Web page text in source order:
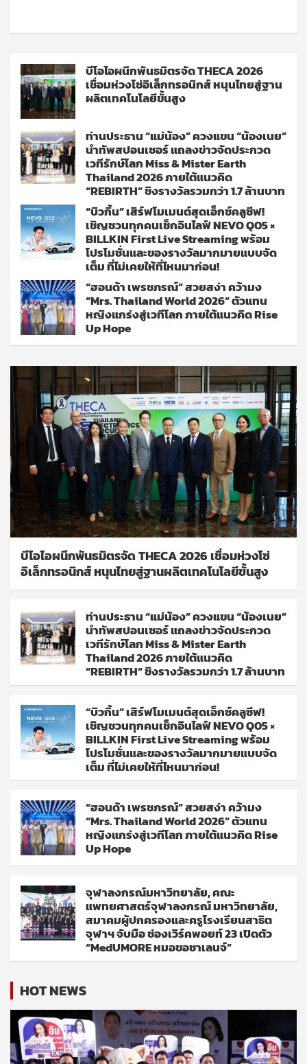
บีโอไอผนึกพันธมิตรจัด THECA 2026
เชื่อมห่วงโซ่อิเล็กทรอนิกส์ หนุนไทยสู่ฐาน
ผลิตเทคโนโลยีขั้นสูง
ท่านประธาน “แม่น้อง” ควงแขน “น้องเนย”
นำทัพสปอนเซอร์ แถลงข่าวจัดประกวด
เวทีรักษ์โลก Miss & Mister Earth
Thailand 2026 ภายใต้แนวคิด
“REBIRTH” ชิงรางวัลรวมกว่า 1.7 ล้านบาท
“บิวกิ้น” เสิร์ฟโมเมนต์สุดเอ็กซ์คลูซีฟ!
เชิญชวนทุกคนเช็กอินไลฟ์ NEVO Q05 ×
BILLKIN First Live Streaming พร้อม
โปรโมชั่นและของรางวัลมากมายแบบจัด
เต็ม ที่ไม่เคยให้ที่ไหนมาก่อน!
“ฮอนด้า เพรชภรณ์” สวยสง่า คว้ามง
“Mrs. Thailand World 2026” ตัวแทน
หญิงแกร่งสู่เวทีโลก ภายใต้แนวคิด Rise
Up Hope
บีโอไอผนึกพันธมิตรจัด THECA 2026 เชื่อมห่วงโซ่
อิเล็กทรอนิกส์ หนุนไทยสู่ฐานผลิตเทคโนโลยีขั้นสูง
ท่านประธาน “แม่น้อง” ควงแขน “น้องเนย”
นำทัพสปอนเซอร์ แถลงข่าวจัดประกวด
เวทีรักษ์โลก Miss & Mister Earth
Thailand 2026 ภายใต้แนวคิด
“REBIRTH” ชิงรางวัลรวมกว่า 1.7 ล้านบาท
“บิวกิ้น” เสิร์ฟโมเมนต์สุดเอ็กซ์คลูซีฟ!
เชิญชวนทุกคนเช็กอินไลฟ์ NEVO Q05 ×
BILLKIN First Live Streaming พร้อม
โปรโมชั่นและของรางวัลมากมายแบบจัด
เต็ม ที่ไม่เคยให้ที่ไหนมาก่อน!
“ฮอนด้า เพรชภรณ์” สวยสง่า คว้ามง
“Mrs. Thailand World 2026” ตัวแทน
หญิงแกร่งสู่เวทีโลก ภายใต้แนวคิด Rise
Up Hope
จุฬาลงกรณ์มหาวิทยาลัย, คณะ
แพทยศาสตร์จุฬาลงกรณ์ มหาวิทยาลัย,
สมาคมผู้ปกครองและครูโรงเรียนสาธิต
จุฬาฯ จับมือ ช่องเวิร์คพอยท์ 23 เปิดตัว
“MedUMORE หมอขอชาเลนจ์”
HOT NEWS